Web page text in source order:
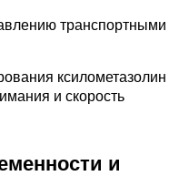
транспортными
ксилометазолин
и скорость
и